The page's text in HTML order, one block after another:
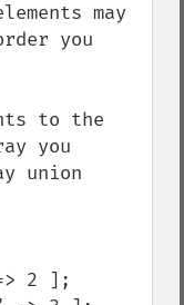
may
you
to the
you
union